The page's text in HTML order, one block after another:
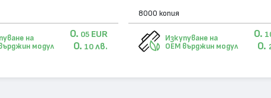
на
модул
0. 05 EUR
0. 10 лв.
8000 копия
Изкупуване на
OEM върджин модул
0.
0.